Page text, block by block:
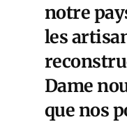
notre
les
Dame
que nos